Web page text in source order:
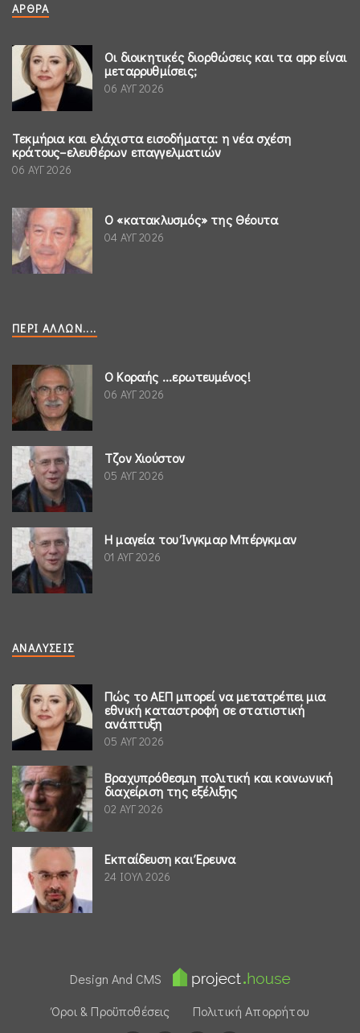
ΆΡΘΡΑ
Οι διοικητικές διορθώσεις και τα app είναι
μεταρρυθμίσεις;
06 ΑΥΓ 2026
Τεκμήρια και ελάχιστα εισοδήματα: η νέα σχέση
κράτους–ελευθέρων επαγγελματιών
06 ΑΥΓ 2026
Ο «κατακλυσμός» της Θέουτα
04 ΑΥΓ 2026
ΠΕΡΊ ΆΛΛΩΝ....
Ο Κοραής ...ερωτευμένος!
06 ΑΥΓ 2026
Τζον Χιούστον
05 ΑΥΓ 2026
Η μαγεία του Ίνγκμαρ Μπέργκμαν
01 ΑΥΓ 2026
ΑΝΑΛΎΣΕΙΣ
Πώς το ΑΕΠ μπορεί να μετατρέπει μια
εθνική καταστροφή σε στατιστική
ανάπτυξη
05 ΑΥΓ 2026
Βραχυπρόθεσμη πολιτική και κοινωνική
διαχείριση της εξέλιξης
02 ΑΥΓ 2026
Εκπαίδευση και Έρευνα
24 ΙΟΥΛ 2026
Design And CMS
Όροι & Προϋποθέσεις
Πολιτική Απορρήτου